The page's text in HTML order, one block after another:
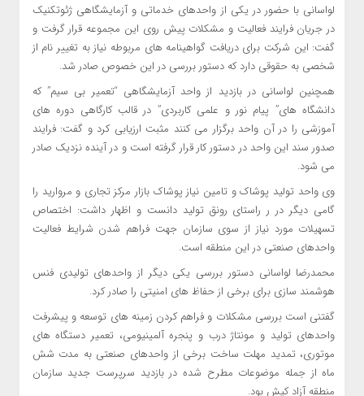
لواسانی با حضور در یکی از واحدهای خدماتی و آزمایشگاهی ژئوتکنیک
در جریان فرایند فعالیت و مشکلات پیش روی این مجموعه قرار گرفت و
گفت: این شرکت برای دریافت گواهینامه های مربوطه نیاز به تغییر نام از
شخصی به حقوقی دارد که دستور بررسی در این خصوص صادر شد.
همچنین لواسانی در بازدید از واحد آزمایشگاهی “تعمیر بی سیم” که
دانشگاه های” پیام نور و علمی کاربردی” در قالب کارگاهی دوره های
آموزشی را در آن واحد برگزار می کنند مثبت ارزیابی کرد و گفت: فرایند
صدور سند این واحد در دستور کار قرار گرفته است و در آینده نزدیک صادر
می شود.
وی واحد تولید پوشاک و تامین نیاز پوشاک بازار مرکز تجاری و مروارید را
گامی دیگر در ر راستای رونق تولید دانست و اظهار داشت: اختصاص
تسهیلات مورد نیاز از سوی سازمان جهت فراهم شدن شرایط فعالیت
واحدهای صنعتی در این منطقه است.
محمدرضا لواسانی دستور بررسی یکی دیگر از واحدهای تولیدی فنس
هوشمند سازی برای برخی از حفاظ های امنیتی را صادر کرد.
گفتنی است بررسی مشکلات و فراهم کردن زمینه های توسعه و پیشرفت
واحدهای تولید و مونتاژ درب و پنجره آلمینیومی، تعمیر دستگاه های
موتوری، تمدید مهلت ساخت برخی از واحدهای صنعتی به مدت شش
ماه از جمله موضوعات مطرح شده در بازدید سرپرست جدید سازمان
منطقه آزاد کیش بود.